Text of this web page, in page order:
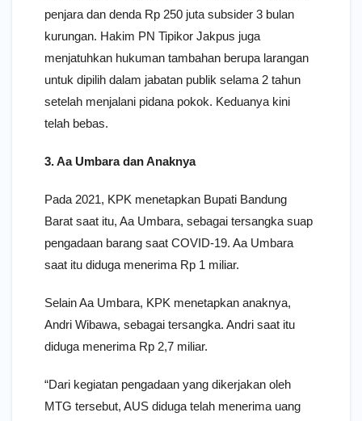
penjara dan denda Rp 250 juta subsider 3 bulan
kurungan. Hakim PN Tipikor Jakpus juga
menjatuhkan hukuman tambahan berupa larangan
untuk dipilih dalam jabatan publik selama 2 tahun
setelah menjalani pidana pokok. Keduanya kini
telah bebas.
3. Aa Umbara dan Anaknya
Pada 2021, KPK menetapkan Bupati Bandung
Barat saat itu, Aa Umbara, sebagai tersangka suap
pengadaan barang saat COVID-19. Aa Umbara
saat itu diduga menerima Rp 1 miliar.
Selain Aa Umbara, KPK menetapkan anaknya,
Andri Wibawa, sebagai tersangka. Andri saat itu
diduga menerima Rp 2,7 miliar.
“Dari kegiatan pengadaan yang dikerjakan oleh
MTG tersebut, AUS diduga telah menerima uang